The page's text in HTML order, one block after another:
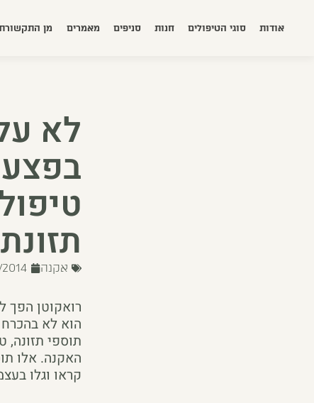
אודות סוגי הטיפולים חנות סניפים מאמרים מן
לא
אקנה
רואקוטן הפך
הוא לא בהכרח
תוספי תזונה,
האקנה. אלו
קראו וגלו